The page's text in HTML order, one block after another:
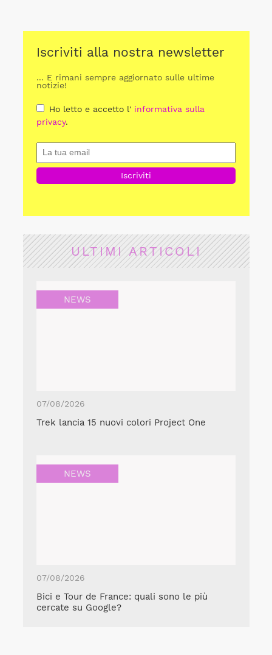
Iscriviti alla nostra newsletter
... E rimani sempre aggiornato sulle ultime
notizie!
Ho letto e accetto l' informativa sulla
privacy.
ULTIMI ARTICOLI
NEWS
07/08/2026
Trek lancia 15 nuovi colori Project One
NEWS
07/08/2026
Bici e Tour de France: quali sono le più
cercate su Google?